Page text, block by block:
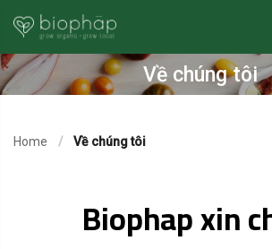
Về chúng tôi
Home Về chúng tôi
Biophap xin